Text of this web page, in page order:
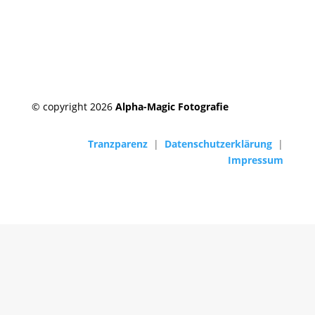
© copyright 2026 Alpha-Magic Fotografie
Tranzparenz | Datenschutzerklärung |
Impressum